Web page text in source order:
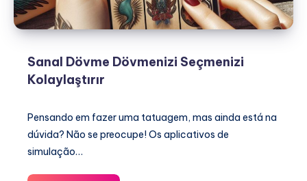
Sanal Dövme Dövmenizi Seçmenizi
Kolaylaştırır
Pensando em fazer uma tatuagem, mas ainda está na
dúvida? Não se preocupe! Os aplicativos de
simulação…